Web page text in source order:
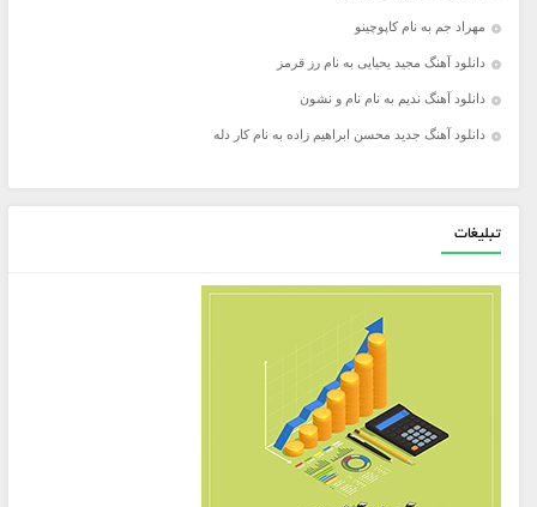
مهراد جم به نام کاپوچینو
دانلود آهنگ مجید یحیایی به نام رز قرمز
دانلود آهنگ ندیم به نام نام و نشون
دانلود آهنگ جدید محسن ابراهیم زاده به نام کار دله
تبلیغات